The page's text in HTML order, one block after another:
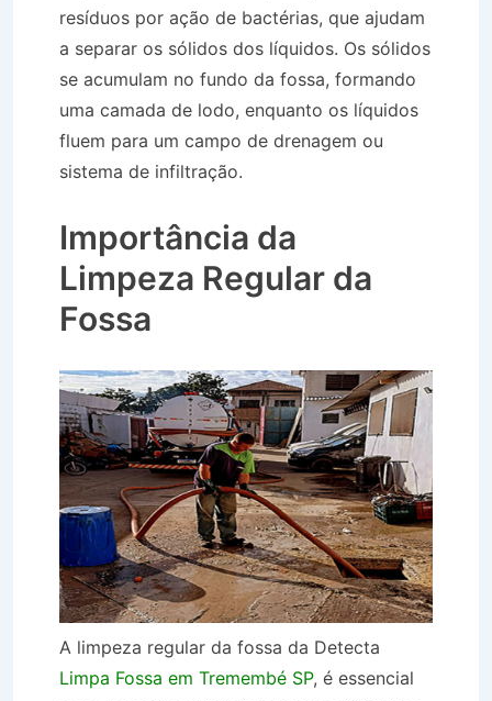
resíduos por ação de bactérias, que ajudam
a separar os sólidos dos líquidos. Os sólidos
se acumulam no fundo da fossa, formando
uma camada de lodo, enquanto os líquidos
fluem para um campo de drenagem ou
sistema de infiltração.
Importância da
Limpeza Regular da
Fossa
A limpeza regular da fossa da Detecta
Limpa Fossa em Tremembé SP, é essencial